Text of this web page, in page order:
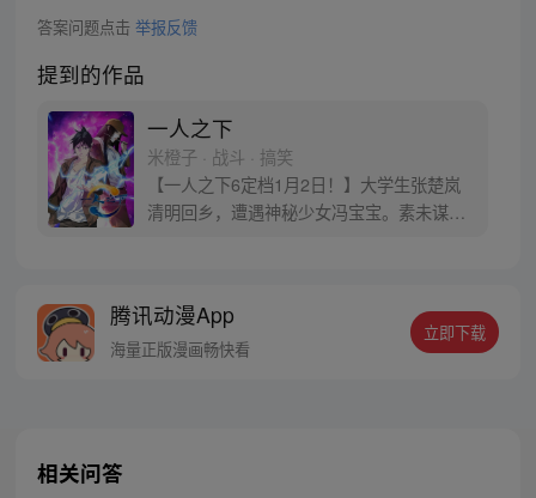
答案问题点击 举报反馈
提到的作品
一人之下
米橙子 · 战斗 · 搞笑
【一人之下6定档1月2日！】大学生张楚岚
清明回乡，遭遇神秘少女冯宝宝。素未谋面
密，张楚岚的生活被彻底颠覆，与冯宝宝一
同踏上“异人”之旅。
腾讯动漫App
海量正版漫画畅快看
立即下载
相关问答